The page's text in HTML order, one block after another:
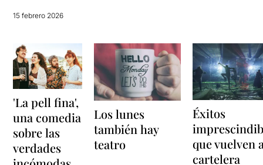
15 febrero 2026
'La pell fina',
una comedia
sobre las
verdades
Los lunes
también hay
teatro
Éxitos
que vuelven
cartelera